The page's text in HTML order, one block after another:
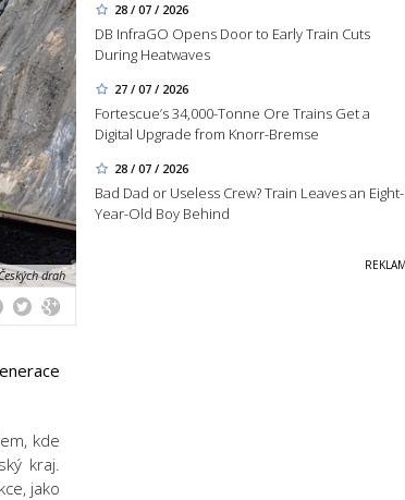
28 / 07 / 2026
DB InfraGO Opens Door to Early Train Cuts
During Heatwaves
27 / 07 / 2026
Fortescue’s 34,000-Tonne Ore Trains Get a
Digital Upgrade from Knorr-Bremse
28 / 07 / 2026
Bad Dad or Useless Crew? Train Leaves an Eight-
Year-Old Boy Behind
drah
kde
kraj.
jako